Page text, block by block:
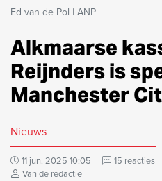
Ed van de Pol | ANP
Alkmaarse
Reijnders is
Manchester
Nieuws
11 jun. 2025 10:05
15 reacties
Van de redactie